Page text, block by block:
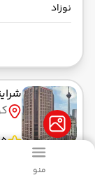
نوزاد
5 ستاره
منو